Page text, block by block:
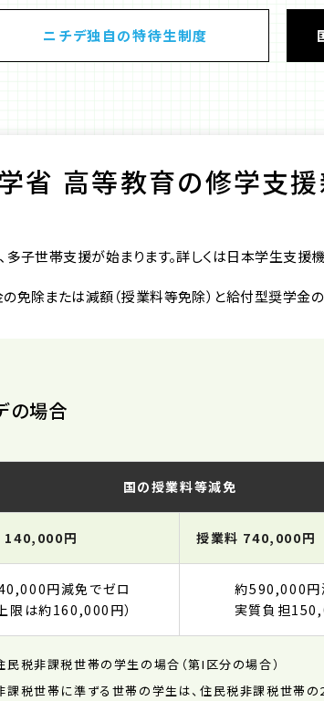
ニチデ独自の特待生制度
省 高等教育の修学支
多子世帯支援が始まります。詳しくは日本学生支援
免除または減額（授業料等免除）と給付型奨学金
の場合
国の授業料等減免
140,000円 授業料 740,000円
円減免でゼロ
上限は約160,000円）
約590,000円
実質負担
税非課税世帯の学生の場合（第I区分の場合）
税世帯に準ずる世帯の学生は、住民税非課税世帯の